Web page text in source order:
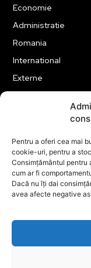
Pentru a oferi cea mai
cookie-uri, pentru a
Consimțământul pentru
cum ar fi
Dacă nu îți dai
avea afecte negative
Economie
Administratie
Romania
International
Externe
Financiar
ABUZURI
Social
Cultura